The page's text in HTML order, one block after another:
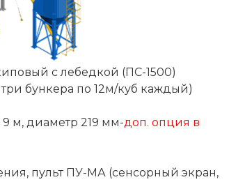
с лебедкой (ПС-1500)
бункера по 12м/куб каждый)
м, диаметр 219 мм-доп. опция в
пульт ПУ-МА (сенсорный экран,